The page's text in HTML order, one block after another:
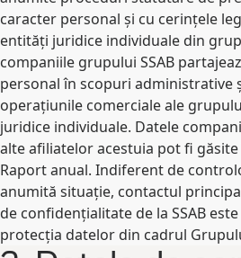
caracter personal și cu cerințele
entități juridice individuale din
companiile grupului SSAB
personal în scopuri administrative
operațiunile comerciale ale
juridice individuale. Datele
alte afiliatelor acestuia pot fi
Raport anual. Indiferent de
anumită situație, contactul
de confidențialitate de la SSAB
protecția datelor din cadrul